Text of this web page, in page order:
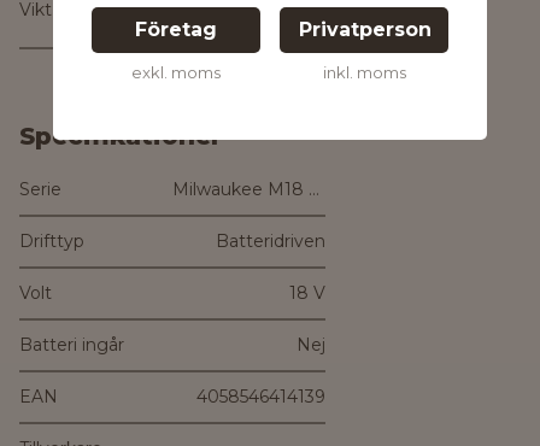
Företag
exkl. moms
Privatperson
inkl. moms
Vikt med batteri
5.6 kg
Specifikationer
Serie Milwaukee M18 Fuel
Drifttyp Batteridriven
Volt 18 V
Batteri ingår Nej
EAN 4058546414139